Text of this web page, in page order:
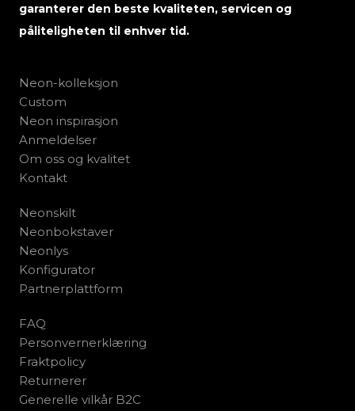
garanterer den beste kvaliteten, servicen og
påliteligheten til enhver tid.
Neon-kolleksjon
Custom
Neon inspirasjon
Anmeldelser
Om oss og kvalitet
Kontakt
Neonskilt
Neonbokstaver
Neonlys
Konfigurator
Partnerplattform
FAQ
Personvernerklæring
Fraktpolicy
Returnerer
Generelle vilkår B2C